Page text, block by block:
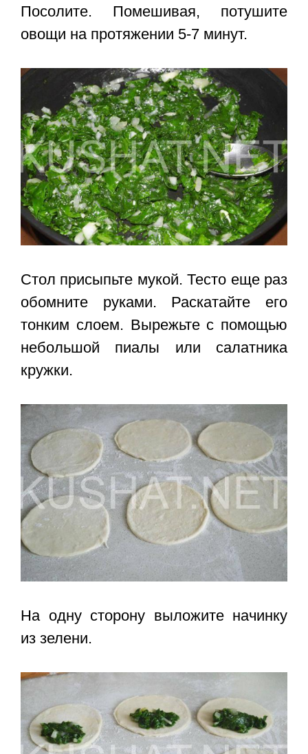
Посолите. Помешивая, потушите
овощи на протяжении 5-7 минут.
Стол присыпьте мукой. Тесто еще раз
обомните руками. Раскатайте его
тонким слоем. Вырежьте с помощью
небольшой пиалы или салатника
кружки.
На одну сторону выложите начинку
из зелени.